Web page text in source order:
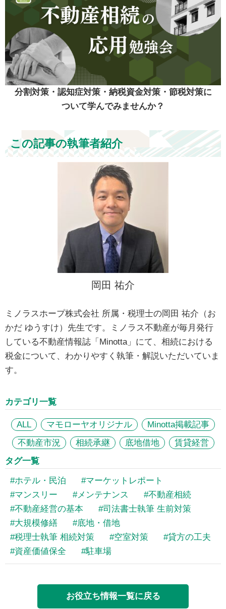
分割対策・認知症対策・納税資金対策・節税対策に
ついて学んでみませんか？
この記事の執筆者紹介
岡田 祐介
ミノラスホープ株式会社 所属・税理士の岡田 祐介（お
かだ ゆうすけ）先生です。ミノラス不動産が毎月発行
している不動産情報誌「Minotta」にて、相続における
税金について、わかりやすく執筆・解説いただいていま
す。
カテゴリ一覧
ALL マモローヤオリジナル
Minotta掲載記事
不動産市況
相続承継 底地借地
賃貸経営
タグ一覧
ホテル・民泊
マーケットレポート
マンスリー
メンテナンス
不動産相続
不動産経営の基本
司法書士執筆 生前対策
大規模修繕
底地・借地
税理士執筆 相続対策
空室対策
貸方の工夫
資産価値保全
駐車場
お役立ち情報一覧に戻る